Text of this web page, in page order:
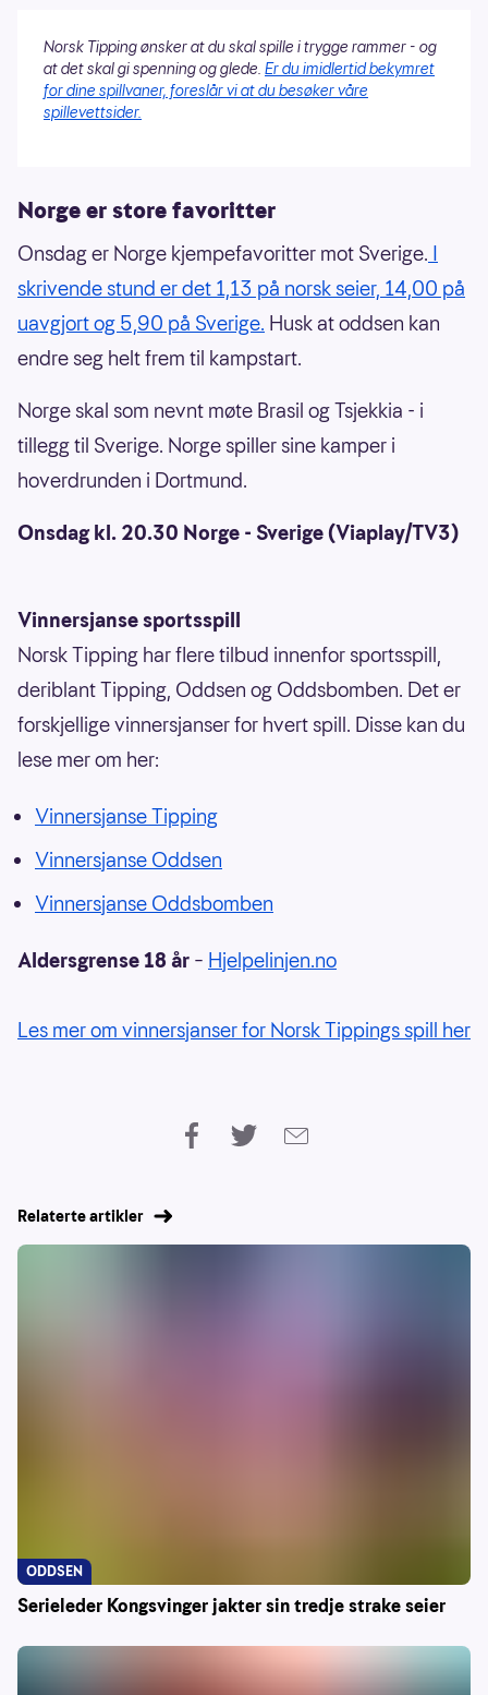
Norsk Tipping ønsker at du skal spille i trygge rammer - og
at det skal gi spenning og glede. Er du imidlertid bekymret
for dine spillvaner, foreslår vi at du besøker våre
spillevettsider.
Norge er store favoritter
Onsdag er Norge kjempefavoritter mot Sverige. I
skrivende stund er det 1,13 på norsk seier, 14,00 på
uavgjort og 5,90 på Sverige. Husk at oddsen kan
endre seg helt frem til kampstart.
Norge skal som nevnt møte Brasil og Tsjekkia - i
tillegg til Sverige. Norge spiller sine kamper i
hoverdrunden i Dortmund.
Onsdag kl. 20.30 Norge - Sverige (Viaplay/TV3)
Vinnersjanse sportsspill
Norsk Tipping har flere tilbud innenfor sportsspill,
deriblant Tipping, Oddsen og Oddsbomben. Det er
forskjellige vinnersjanser for hvert spill. Disse kan du
lese mer om her:
Vinnersjanse Tipping
Vinnersjanse Oddsen
Vinnersjanse Oddsbomben
Aldersgrense 18 år – Hjelpelinjen.no
Les mer om vinnersjanser for Norsk Tippings spill her
Relaterte artikler
Serieleder Kongsvinger jakter sin tredje strake seier
ODDSEN